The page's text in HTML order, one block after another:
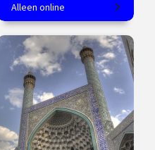
Een andere kijk op de
werkelijkheid
€ 345.00
vanaf 23
sep.
Online
Alleen online